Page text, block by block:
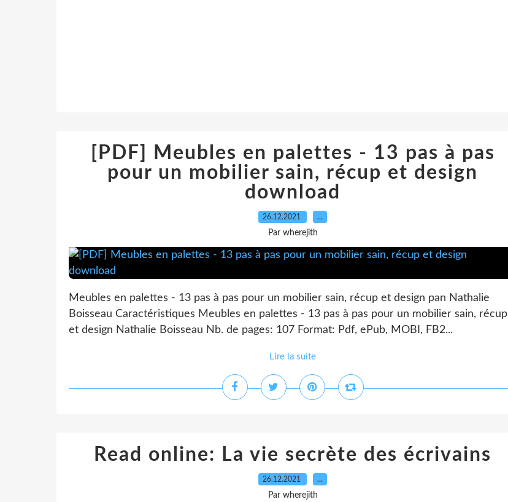
[PDF] Meubles en palettes - 13 pas à pas
pour un mobilier sain, récup et design
download
26.12.2021 …
Par wherejith
Meubles en palettes - 13 pas à pas pour un mobilier sain, récup et design pan Nathalie
Boisseau Caractéristiques Meubles en palettes - 13 pas à pas pour un mobilier sain, récup
et design Nathalie Boisseau Nb. de pages: 107 Format: Pdf, ePub, MOBI, FB2...
Lire la suite
Read online: La vie secrète des écrivains
26.12.2021 …
Par wherejith